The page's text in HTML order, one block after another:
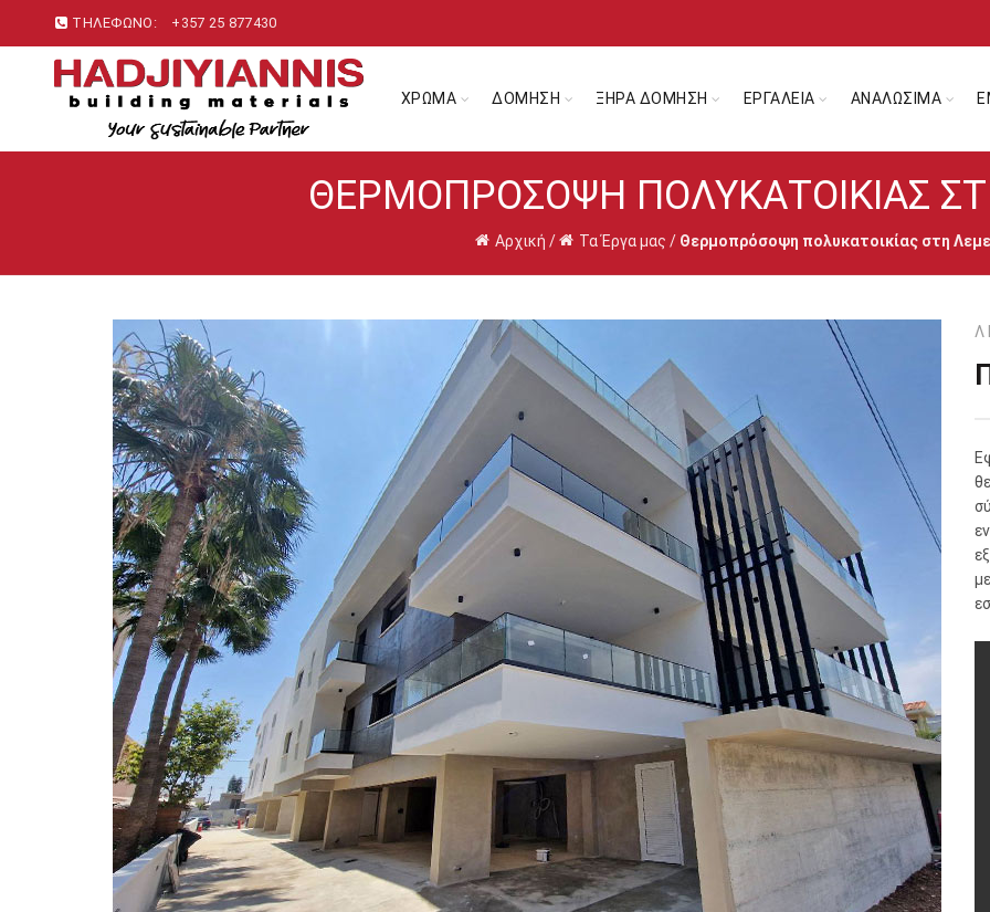
ΤΗΛΕΦΩΝΟ: +357 25 877430
ΧΡΩΜΑ ΔΟΜΗΣΗ ΞΗΡΑ ΔΟΜΗΣΗ ΕΡΓΑΛΕΙΑ ΑΝΑΛΩΣΙΜΑ
ΘΕΡΜΟΠΡΌΣΟΨΗ ΠΟΛΥΚΑΤΟΙΚΊΑΣ
Αρχική / Τα Έργα μας / Θερμοπρόσοψη πολυκατοικίας στη